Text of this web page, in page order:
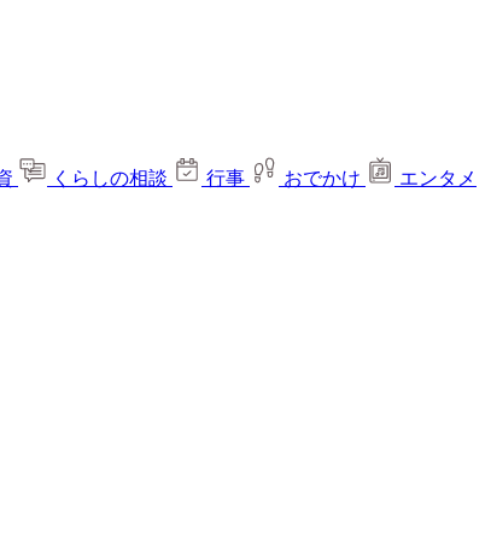
くらしの相談 行事 おでかけ
エンタメ